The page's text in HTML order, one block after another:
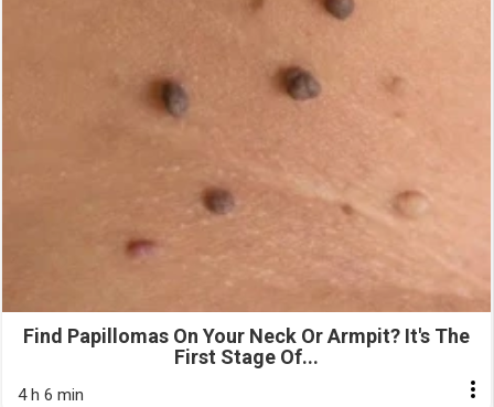
Find Papillomas On Your Neck Or Armpit? It's The
First Stage Of...
4 h 6 min